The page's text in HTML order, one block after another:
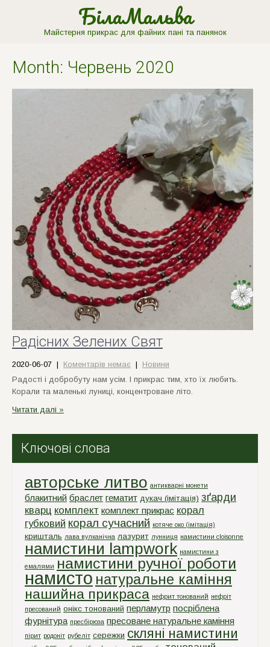
БілаМальва
Майстерня прикрас для файних пані та панянок
Month: Червень 2020
Радісних Зелених Свят
2020-06-07 | Коментарів немає | Новини
Радості і добробуту нам усім. І прикрас тим, хто їх любить.
Корали та маленькі луниці, концентроване літо.
Читати далі »
Ключові слова
авторське литво антикварні монети
блакитний браслет гематит дукач (імітація) зґарди
кварц комплект комплект прикрас корал
губковий корал сучасний котяче око (імітація)
кришталь лава вулканічна лазурит лунниця намистини cloisonne
намистини lampwork намистини з
емалями намистини ручної роботи
намисто натуральне каміння
нашийна прикраса нефрит тонований нефріт
пресований онікс тонований перламутр посріблена
фурнітура пресбірюза пресоване натуральне каміння
пірит родоніт рубеліт сережки скляні намистини